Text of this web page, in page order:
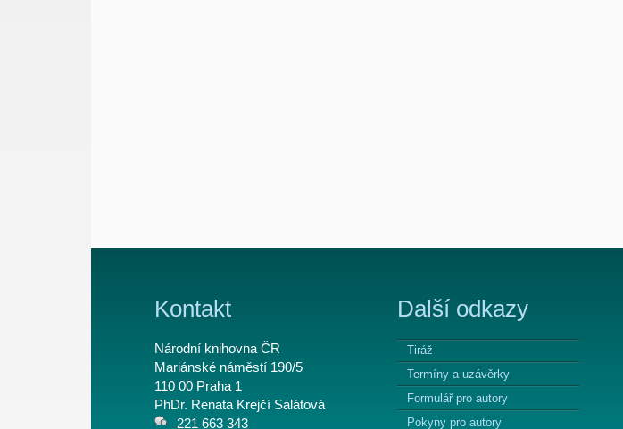
Kontakt
Národní knihovna ČR
Mariánské náměstí 190/5
110 00 Praha 1
PhDr. Renata Krejčí Salátová
221 663 343
Další odkazy
Tiráž
Termíny a uzávěrky
Formulář pro autory
Pokyny pro autory